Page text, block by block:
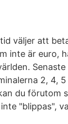
väljer att
inte är euro,
2, 4,
du förutom
"blippas",